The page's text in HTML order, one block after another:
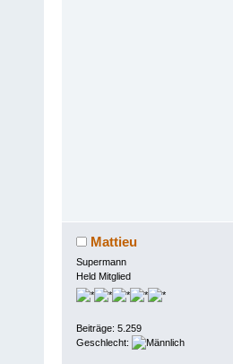
Mattieu
Supermann
Held Mitglied
Beiträge: 5.259
Geschlecht: